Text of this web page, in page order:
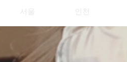
서울 인천